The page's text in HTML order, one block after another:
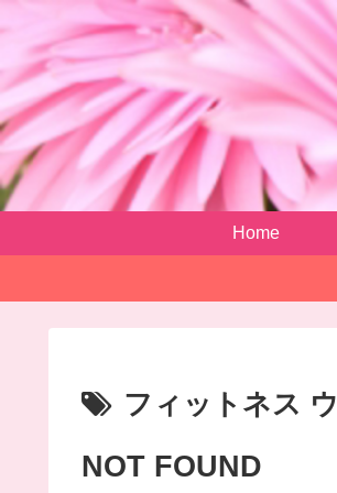
Home
フィットネス
NOT FOUND